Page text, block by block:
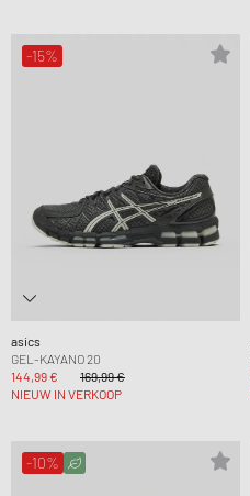
-15%
asics
GEL-KAYANO 20
144,99 €
169,99 €
NIEUW IN VERKOOP
-10%